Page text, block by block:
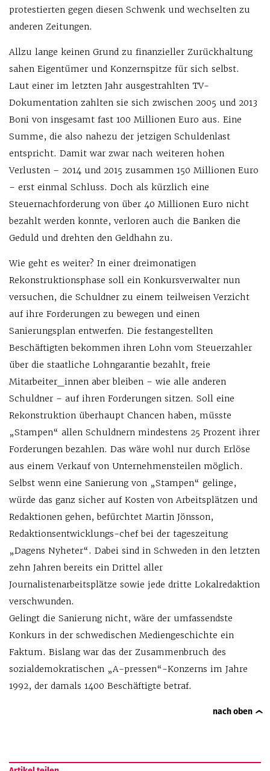
protestierten gegen diesen Schwenk und wechselten zu
anderen Zeitungen.
Allzu lange keinen Grund zu finanzieller Zurückhaltung
sahen Eigentümer und Konzernspitze für sich selbst.
Laut einer im letzten Jahr ausgestrahlten TV-
Dokumentation zahlten sie sich zwischen 2005 und 2013
Boni von insgesamt fast 100 Millionen Euro aus. Eine
Summe, die also nahezu der jetzigen Schuldenlast
entspricht. Damit war zwar nach weiteren hohen
Verlusten – 2014 und 2015 zusammen 150 Millionen Euro
– erst einmal Schluss. Doch als kürzlich eine
Steuernachforderung von über 40 Millionen Euro nicht
bezahlt werden konnte, verloren auch die Banken die
Geduld und drehten den Geldhahn zu.
Wie geht es weiter? In einer dreimonatigen
Rekonstruktionsphase soll ein Konkursverwalter nun
versuchen, die Schuldner zu einem teilweisen Verzicht
auf ihre Forderungen zu bewegen und einen
Sanierungsplan entwerfen. Die festangestellten
Beschäftigten bekommen ihren Lohn vom Steuerzahler
über die staatliche Lohngarantie bezahlt, freie
Mitarbeiter_innen aber bleiben – wie alle anderen
Schuldner – auf ihren Forderungen sitzen. Soll eine
Rekonstruktion überhaupt Chancen haben, müsste
„Stampen“ allen Schuldnern mindestens 25 Prozent ihrer
Forderungen bezahlen. Das wäre wohl nur durch Erlöse
aus einem Verkauf von Unternehmensteilen möglich.
Selbst wenn eine Sanierung von „Stampen“ gelinge,
würde das ganz sicher auf Kosten von Arbeitsplätzen und
Redaktionen gehen, befürchtet Martin Jönsson,
Redaktionsentwicklungs-chef bei der tageszeitung
„Dagens Nyheter“. Dabei sind in Schweden in den letzten
zehn Jahren bereits ein Drittel aller
Journalistenarbeitsplätze sowie jede dritte Lokalredaktion
verschwunden.
Gelingt die Sanierung nicht, wäre der umfassendste
Konkurs in der schwedischen Mediengeschichte ein
Faktum. Bislang war das der Zusammenbruch des
sozialdemokratischen „A-pressen“-Konzerns im Jahre
1992, der damals 1400 Beschäftigte betraf.
nach oben